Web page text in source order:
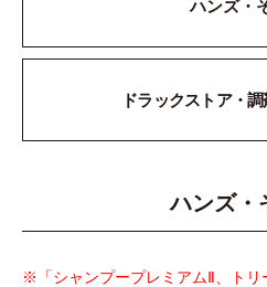
ハンズ・
ドラックストア・
ハンズ・
※「シャンプープレミアムⅡ、トリ